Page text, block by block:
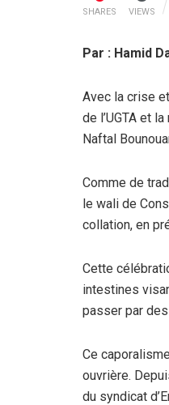
SHARES VIEWS
Par : Hamid
Avec la crise
de l’UGTA et
Naftal
Comme de
le wali de
collation, en
Cette
intestines
passer par
Ce
ouvrière.
du syndicat